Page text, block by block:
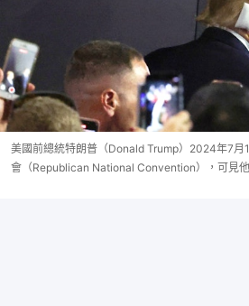
美國前總統特朗普（Donald Trump）2024年7月
會（Republican National Convention），可見他